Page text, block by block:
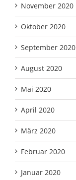
November 2020
Oktober 2020
September 2020
August 2020
Mai 2020
April 2020
März 2020
Februar 2020
Januar 2020